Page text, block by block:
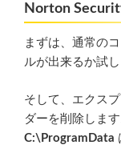
Norton
まずは、通常の
ルが出来るか試し
そして、エクス
ダーを削除します
C:\ProgramData